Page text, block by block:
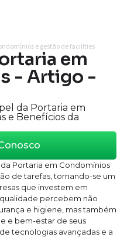
e gestão de facilities
em
- Artigo -
da Portaria em
e Benefícios da
Portaria em Condomínios
de tarefas, tornando-se um
que investem em
percebem não
e higiene, mas também
e bem-estar de seus
tecnologias avançadas e a